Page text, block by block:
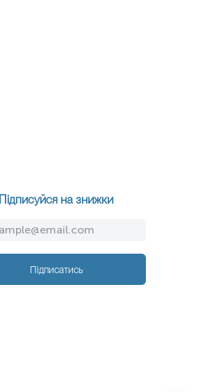
Підписуйся на знижки
Підписатись